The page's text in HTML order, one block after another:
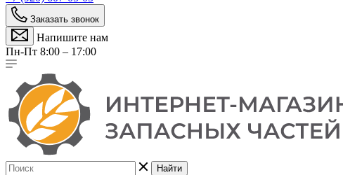
Заказать звонок
Напишите нам
Пн-Пт 8:00 – 17:00
Найти